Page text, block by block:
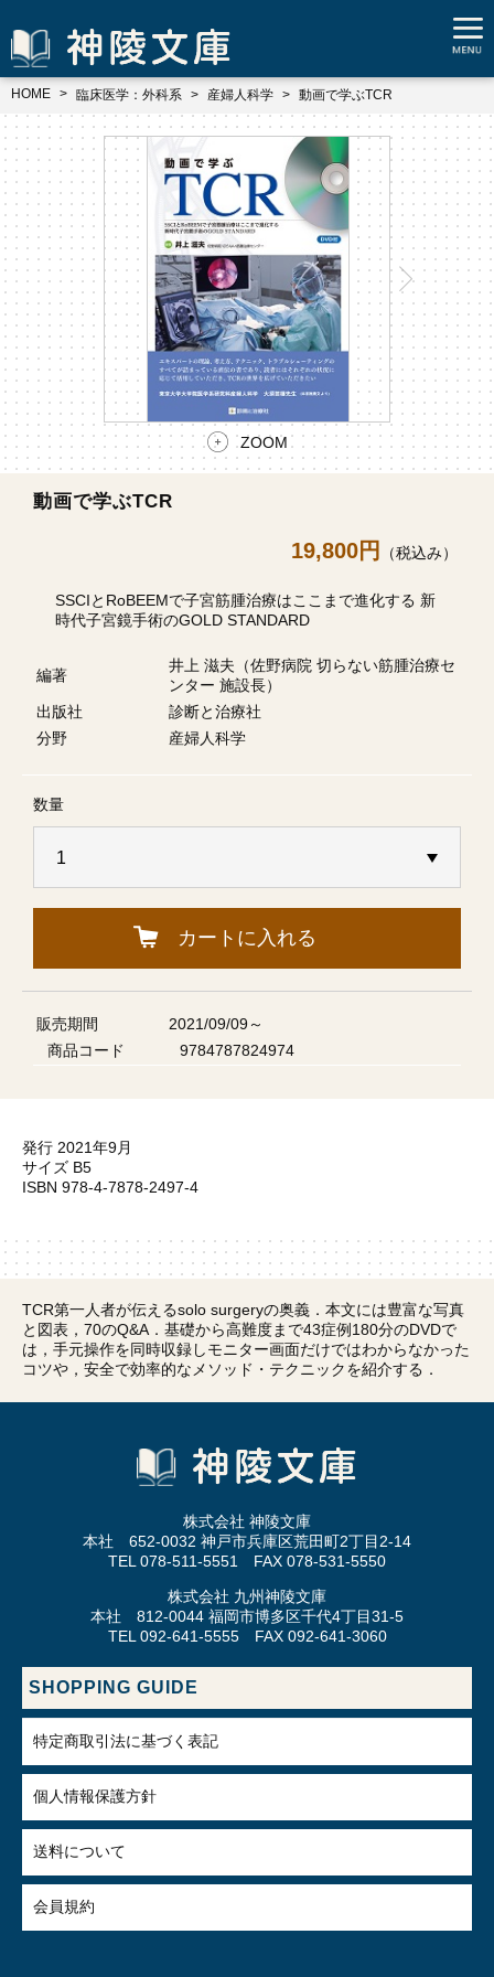
HOME 臨床医学：外科系 産婦人科学 動画で学ぶTCR
ZOOM
動画で学ぶTCR
19,800円 （税込み）
SSCIとRoBEEMで子宮筋腫治療はここまで進化する 新
時代子宮鏡手術のGOLD STANDARD
編著
井上 滋夫（佐野病院 切らない筋腫治療セ
ンター 施設長）
出版社
診断と治療社
分野
産婦人科学
数量
カートに入れる
販売期間
2021/09/09～
商品コード
9784787824974
発行 2021年9月
サイズ B5
ISBN 978-4-7878-2497-4
TCR第一人者が伝えるsolo surgeryの奥義．本文には豊富な写真
と図表，70のQ&A．基礎から高難度まで43症例180分のDVDで
は，手元操作を同時収録しモニター画面だけではわからなかった
コツや，安全で効率的なメソッド・テクニックを紹介する．
株式会社 神陵文庫
本社 652-0032 神戸市兵庫区荒田町2丁目2-14
TEL 078-511-5551 FAX 078-531-5550
株式会社 九州神陵文庫
本社 812-0044 福岡市博多区千代4丁目31-5
TEL 092-641-5555 FAX 092-641-3060
SHOPPING GUIDE
特定商取引法に基づく表記
個人情報保護方針
送料について
会員規約